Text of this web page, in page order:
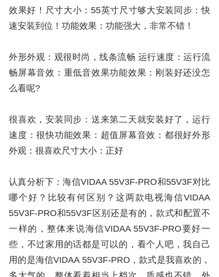
效果好！尺寸大小：55英寸尺寸够大安装同步：快
速安装到位！功能效果：功能强大，非常不错！
外形外观：观很时尚，线条流畅 运行速度：运行流
畅屏幕音效：重低音效果功能效果：刚装好还没怎
么看呢?
很喜欢，安装同步：送来第二天就安装好了，运行
速度：很快功能效果：超值屏幕音效：都很好外形
外观：很喜欢尺寸大小：正好
认真分析下：海信VIDAA 55V3F-PRO和55V3F对比
哪个好？比较有何区别？这两款电视海信VIDAA
55V3F-PRO和55V3F区别还是有的，款式和配置不
一样的，整体来说海信VIDAA 55V3F-PRO要好一
些，不过家用的话都是可以的，看个人吧，我自己
用的是海信VIDAA 55V3F-PRO，款式是我喜欢的，